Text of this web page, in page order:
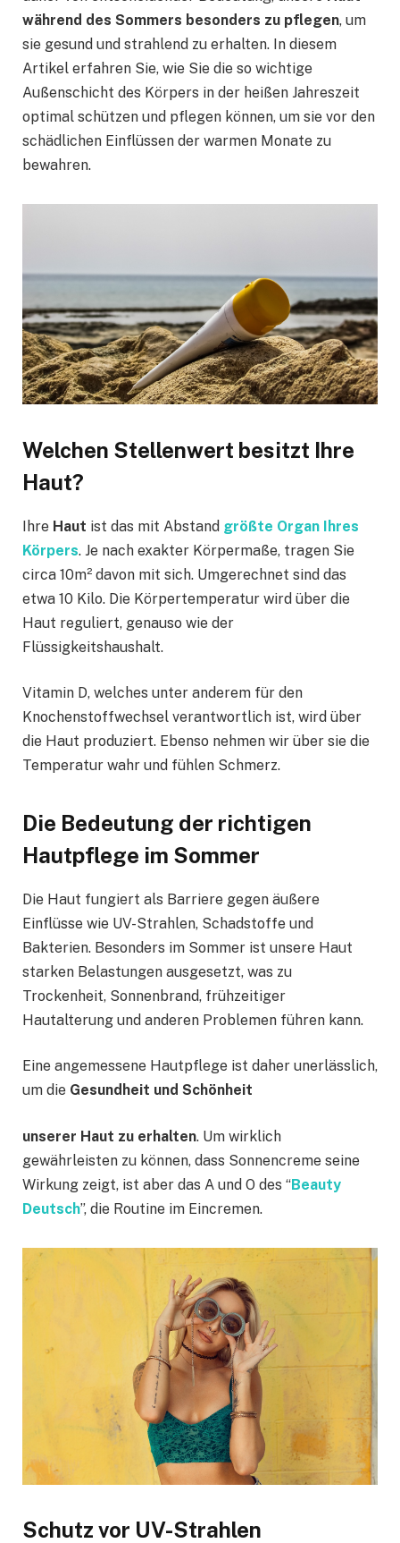
während des Sommers besonders zu pflegen, um
sie gesund und strahlend zu erhalten. In diesem
Artikel erfahren Sie, wie Sie die so wichtige
Außenschicht des Körpers in der heißen Jahreszeit
optimal schützen und pflegen können, um sie vor den
schädlichen Einflüssen der warmen Monate zu
bewahren.
Welchen Stellenwert besitzt Ihre
Haut?
Ihre Haut ist das mit Abstand größte Organ Ihres
Körpers. Je nach exakter Körpermaße, tragen Sie
circa 10m² davon mit sich. Umgerechnet sind das
etwa 10 Kilo. Die Körpertemperatur wird über die
Haut reguliert, genauso wie der
Flüssigkeitshaushalt.
Vitamin D, welches unter anderem für den
Knochenstoffwechsel verantwortlich ist, wird über
die Haut produziert. Ebenso nehmen wir über sie die
Temperatur wahr und fühlen Schmerz.
Die Bedeutung der richtigen
Hautpflege im Sommer
Die Haut fungiert als Barriere gegen äußere
Einflüsse wie UV-Strahlen, Schadstoffe und
Bakterien. Besonders im Sommer ist unsere Haut
starken Belastungen ausgesetzt, was zu
Trockenheit, Sonnenbrand, frühzeitiger
Hautalterung und anderen Problemen führen kann.
Eine angemessene Hautpflege ist daher unerlässlich,
um die Gesundheit und Schönheit
unserer Haut zu erhalten. Um wirklich
gewährleisten zu können, dass Sonnencreme seine
Wirkung zeigt, ist aber das A und O des “Beauty
Deutsch”, die Routine im Eincremen.
Schutz vor UV-Strahlen